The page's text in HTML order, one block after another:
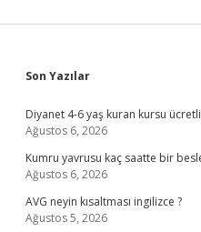
Sidebar
Son Yazılar
Diyanet 4-6 yaş kuran kursu
Ağustos 6, 2026
Kumru yavrusu kaç saatte bir
Ağustos 6, 2026
AVG neyin kısaltması ingilizce ?
Ağustos 5, 2026